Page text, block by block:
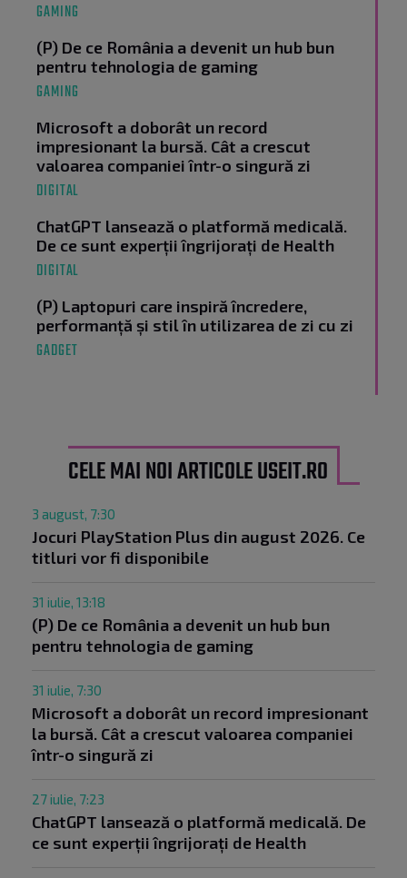
GAMING
(P) De ce România a devenit un hub bun
pentru tehnologia de gaming
GAMING
Microsoft a doborât un record
impresionant la bursă. Cât a crescut
valoarea companiei într-o singură zi
DIGITAL
ChatGPT lansează o platformă medicală.
De ce sunt experții îngrijorați de Health
DIGITAL
(P) Laptopuri care inspiră încredere,
performanță și stil în utilizarea de zi cu zi
GADGET
CELE MAI NOI ARTICOLE USEIT.RO
3 august, 7:30
Jocuri PlayStation Plus din august 2026. Ce
titluri vor fi disponibile
31 iulie, 13:18
(P) De ce România a devenit un hub bun
pentru tehnologia de gaming
31 iulie, 7:30
Microsoft a doborât un record impresionant
la bursă. Cât a crescut valoarea companiei
într-o singură zi
27 iulie, 7:23
ChatGPT lansează o platformă medicală. De
ce sunt experții îngrijorați de Health